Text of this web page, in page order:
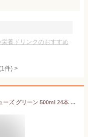
養ドリンクのおすすめ
1件) >
【 送料無料 】【 1ケース 】キリン イミューズ グリーン 500ml 24本 機能性表示食品 プラズマ乳酸菌 乳酸菌飲料 健康飲料 健康ドリンク 免疫ケア ビタミン ペットボトル iMUSE imuse キリンビバレッジ